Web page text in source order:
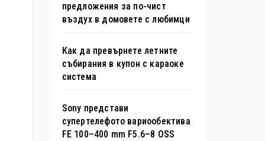
предложения за по-чист
въздух в домовете с любимци
Как да превърнете летните
събирания в купон с караоке
система
Sony представи
супертелефото вариообектива
FE 100–400 mm F5.6–8 OSS